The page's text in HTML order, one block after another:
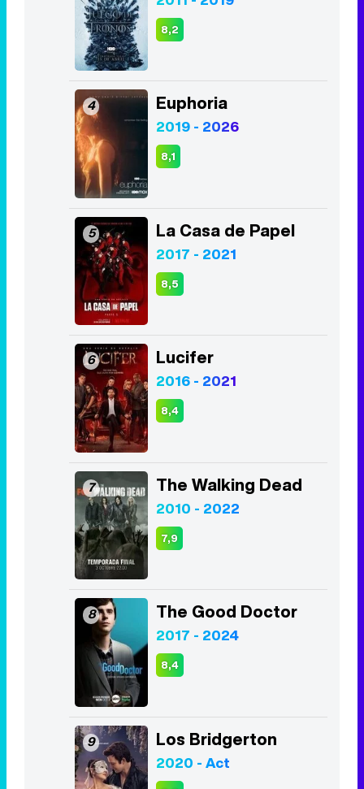
2019 - 2026
8,1
5 La Casa de Papel
2017 - 2021
8,5
6 Lucifer
2016 - 2021
8,4
7 The Walking Dead
2010 - 2022
7,9
8 The Good Doctor
2017 - 2024
8,4
9 Los Bridgerton
2020 - Act
8,2
10 The Boys
2019 - Act